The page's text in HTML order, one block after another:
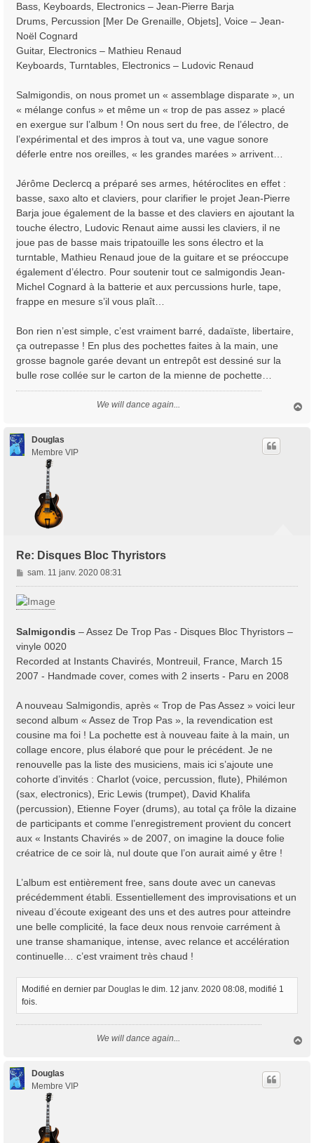
Bass, Keyboards, Electronics – Jean-Pierre Barja
Drums, Percussion [Mer De Grenaille, Objets], Voice – Jean-
Noël Cognard
Guitar, Electronics – Mathieu Renaud
Keyboards, Turntables, Electronics – Ludovic Renaud
Salmigondis, on nous promet un « assemblage disparate », un
« mélange confus » et même un « trop de pas assez » placé
en exergue sur l’album ! On nous sert du free, de l’électro, de
l’expérimental et des impros à tout va, une vague sonore
déferle entre nos oreilles, « les grandes marées » arrivent…
Jérôme Declercq a préparé ses armes, hétéroclites en effet :
basse, saxo alto et claviers, pour clarifier le projet Jean-Pierre
Barja joue également de la basse et des claviers en ajoutant la
touche électro, Ludovic Renaut aime aussi les claviers, il ne
joue pas de basse mais tripatouille les sons électro et la
turntable, Mathieu Renaud joue de la guitare et se préoccupe
également d’électro. Pour soutenir tout ce salmigondis Jean-
Michel Cognard à la batterie et aux percussions hurle, tape,
frappe en mesure s’il vous plaît…
Bon rien n’est simple, c’est vraiment barré, dadaïste, libertaire,
ça outrepasse ! En plus des pochettes faites à la main, une
grosse bagnole garée devant un entrepôt est dessiné sur la
bulle rose collée sur le carton de la mienne de pochette…
We will dance again...
Douglas
Membre VIP
Re: Disques Bloc Thyristors
M
e
s
s
g
e
sam. 11 janv. 2020 08:31
Salmigondis ‎– Assez De Trop Pas - Disques Bloc Thyristors ‎–
vinyle 0020
Recorded at Instants Chavirés, Montreuil, France, March 15
2007 - Handmade cover, comes with 2 inserts - Paru en 2008
A nouveau Salmigondis, après « Trop de Pas Assez » voici leur
second album « Assez de Trop Pas », la revendication est
cousine ma foi ! La pochette est à nouveau faite à la main, un
collage encore, plus élaboré que pour le précédent. Je ne
renouvelle pas la liste des musiciens, mais ici s’ajoute une
cohorte d’invités : Charlot (voice, percussion, flute), Philémon
(sax, electronics), Eric Lewis (trumpet), David Khalifa
(percussion), Etienne Foyer (drums), au total ça frôle la dizaine
de participants et comme l’enregistrement provient du concert
aux « Instants Chavirés » de 2007, on imagine la douce folie
créatrice de ce soir là, nul doute que l’on aurait aimé y être !
L’album est entièrement free, sans doute avec un canevas
précédemment établi. Essentiellement des improvisations et un
niveau d’écoute exigeant des uns et des autres pour atteindre
une belle complicité, la face deux nous renvoie carrément à
une transe shamanique, intense, avec relance et accélération
continuelle… c’est vraiment très chaud !
Modifié en dernier par Douglas le dim. 12 janv. 2020 08:08, modifié 1
fois.
We will dance again...
Douglas
Membre VIP